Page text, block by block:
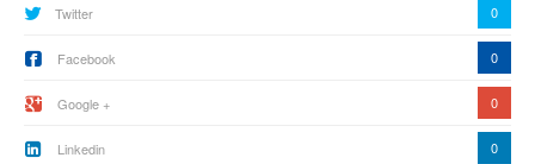
Twitter 0
Facebook 0
Google + 0
Linkedin 0